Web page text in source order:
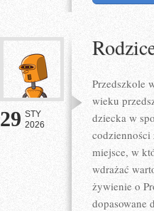
29 STY
2026
Przedszkole
wieku
dziecka w
miejsce, w
wdrażać
żywienie o
dopasowane